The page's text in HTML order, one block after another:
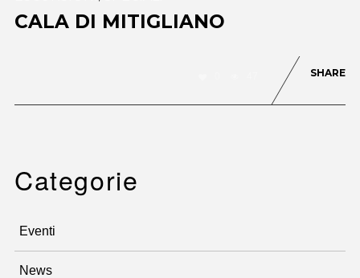
CALA DI MITIGLIANO
SHARE
Categorie
Eventi
News